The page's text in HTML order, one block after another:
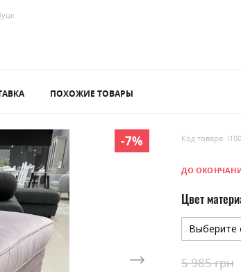
ПОХОЖИЕ ТОВАРЫ
-7% Код товара:
ДО
Цвет
5 985 грн